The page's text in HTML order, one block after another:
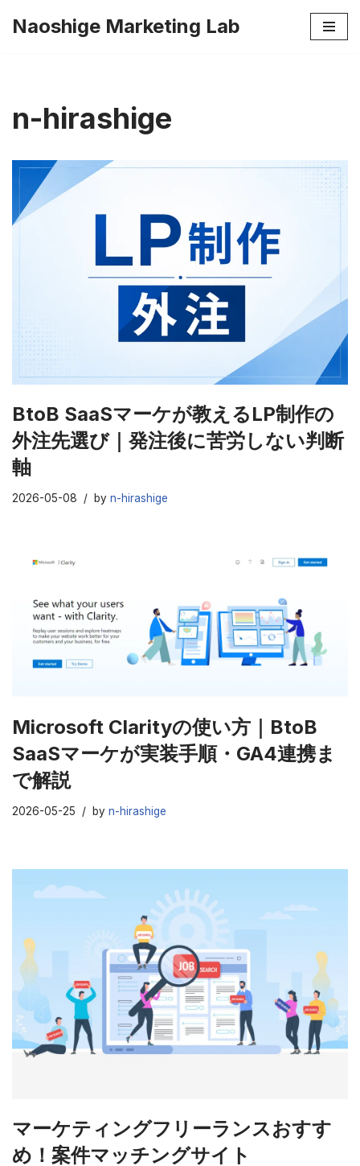
ツ
ス
プ
Naoshige Marketing Lab
n-hirashige
BtoB SaaSマーケが教えるLP制作の
外注先選び｜発注後に苦労しない判断
軸
2026-05-08 by n-hirashige
Microsoft Clarityの使い方｜BtoB
SaaSマーケが実装手順・GA4連携ま
で解説
2026-05-25 by n-hirashige
マーケティングフリーランスおすす
め！案件マッチングサイト